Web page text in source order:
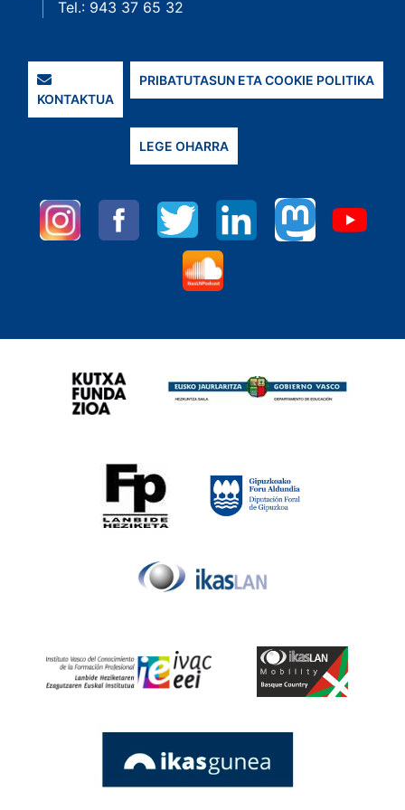
Tel.: 943 37 65 32
KONTAKTUA
PRIBATUTASUN ETA COOKIE POLITIKA
LEGE OHARRA